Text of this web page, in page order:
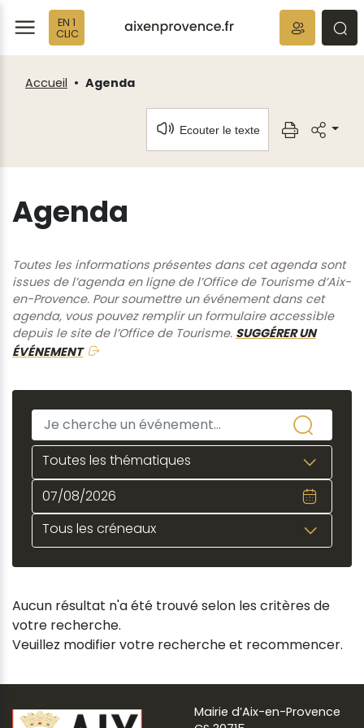
EN 1
CLIC
Accueil Agenda
Ecouter le texte
Agenda
Toutes les informations présentes dans cet agenda sont
issues de l’agenda en ligne de l’Office de Tourisme d’Aix-
en-Provence. Pour soumettre un événement dans cet
agenda, vous pouvez remplir un formulaire accessible
depuis le site de l’Office de Tourisme. SUGGÉRER UN
ÉVÉNEMENT
Toutes les thématiques
Tous les créneaux
Aucun résultat n'a été trouvé selon les critères de
votre recherche.
Veuillez modifier votre recherche et recommencer.
Mairie d’Aix-en-Provence
Fenêtre
de
chat
Panneau de gestion des cookies